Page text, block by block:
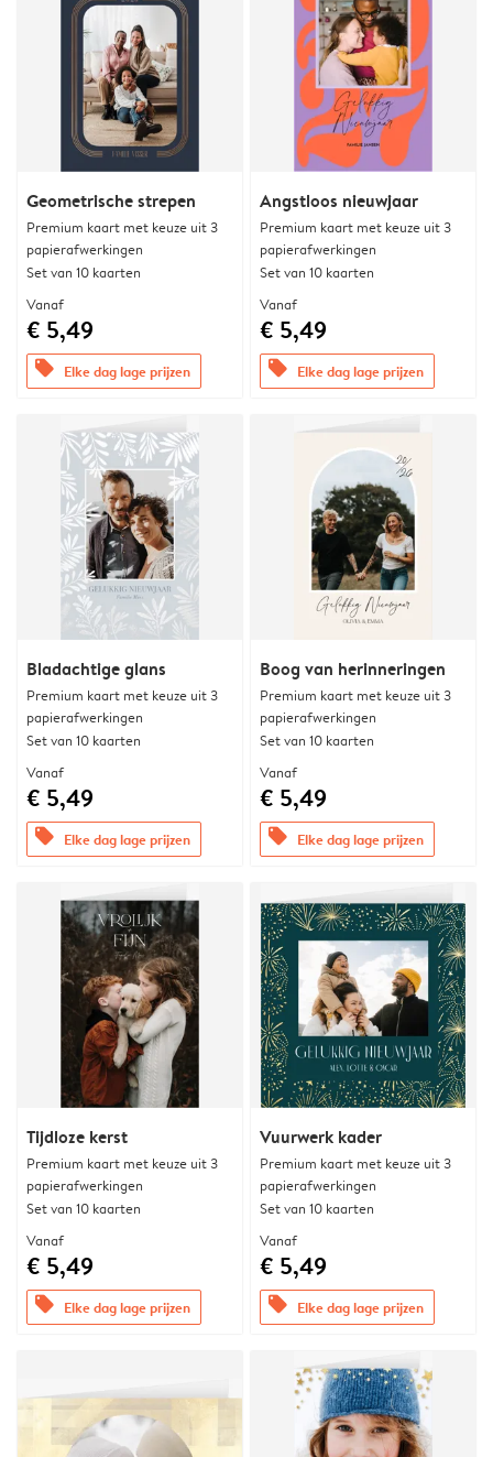
Geometrische strepen
Premium kaart met keuze uit 3
papierafwerkingen
Set van 10 kaarten
Vanaf
€ 5,49
offers Elke dag lage prijzen
Angstloos nieuwjaar
Premium kaart met keuze uit 3
papierafwerkingen
Set van 10 kaarten
Vanaf
€ 5,49
offers Elke dag lage prijzen
Bladachtige glans
Premium kaart met keuze uit 3
papierafwerkingen
Set van 10 kaarten
Vanaf
€ 5,49
offers Elke dag lage prijzen
Boog van herinneringen
Premium kaart met keuze uit 3
papierafwerkingen
Set van 10 kaarten
Vanaf
€ 5,49
offers Elke dag lage prijzen
Tijdloze kerst
Premium kaart met keuze uit 3
papierafwerkingen
Set van 10 kaarten
Vanaf
€ 5,49
offers Elke dag lage prijzen
Vuurwerk kader
Premium kaart met keuze uit 3
papierafwerkingen
Set van 10 kaarten
Vanaf
€ 5,49
offers Elke dag lage prijzen